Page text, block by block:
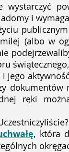
i
(albo w
jego
dokumentów
ręki
, która